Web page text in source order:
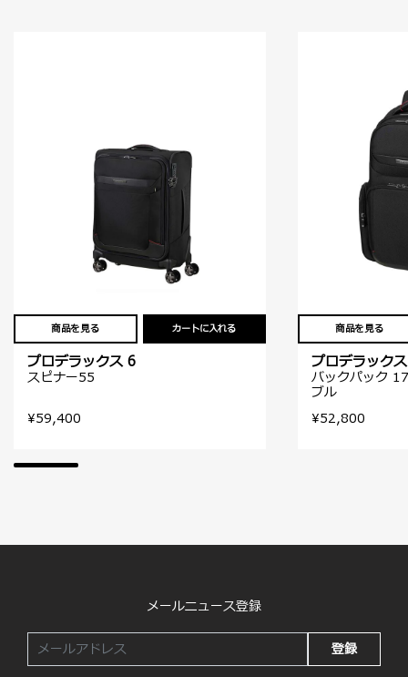
商品を見る カートに入れる
プロデラックス 6
スピナー55
¥59,400
商品を見る
プロデラック
バックパック
ブル
¥52,800
メールニュース登録
登録